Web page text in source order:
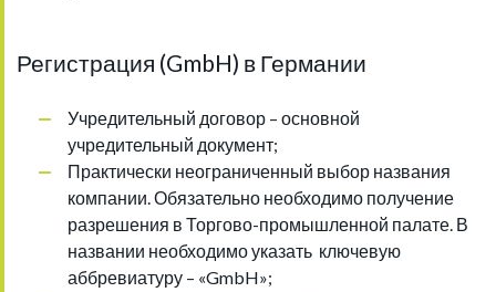
Регистрация (GmbH) в Германии
Учредительный договор – основной
учредительный документ;
Практически неограниченный выбор названия
компании. Обязательно необходимо получение
разрешения в Торгово-промышленной палате. В
названии необходимо указать ключевую
аббревиатуру – «GmbH»;